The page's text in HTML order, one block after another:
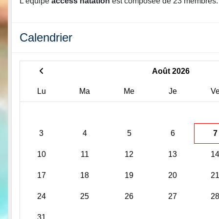
Calendrier
Août 2026
Lu Ma Me Je
3 4 5 6 7
10 11 12 13 14
17 18 19 20 21
24 25 26 27 28